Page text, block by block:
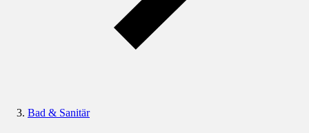
Bad & Sanitär